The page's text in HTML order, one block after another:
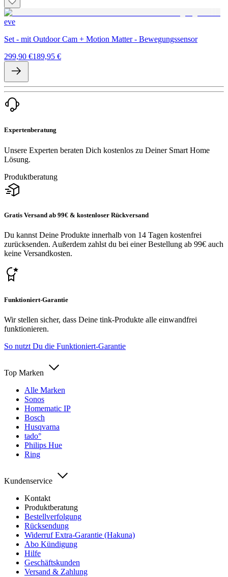
eve
Set - mit Outdoor Cam + Motion Matter - Bewegungssensor
299,90 €189,95 €
Expertenberatung
Unsere Experten beraten Dich kostenlos zu Deiner Smart Home
Lösung.
Produktberatung
Gratis Versand ab 99€ & kostenloser Rückversand
Du kannst Deine Produkte innerhalb von 14 Tagen kostenfrei
zurücksenden. Außerdem zahlst du bei einer Bestellung ab 99€ auch
keine Versandkosten.
Funktioniert-Garantie
Wir stellen sicher, dass Deine tink-Produkte alle einwandfrei
funktionieren.
So nutzt Du die Funktioniert-Garantie
Top Marken
Alle Marken
Sonos
Homematic IP
Bosch
Husqvarna
tado°
Philips Hue
Ring
Kundenservice
Kontakt
Produktberatung
Bestellverfolgung
Rücksendung
Widerruf Extra-Garantie (Hakuna)
Abo Kündigung
Hilfe
Geschäftskunden
Versand & Zahlung